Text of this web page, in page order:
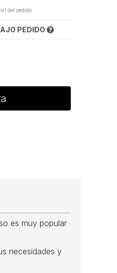
del pedido.
PEDIDO
es muy popular
necesidades y